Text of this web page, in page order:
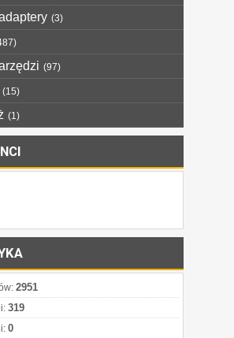
(3)
(97)
(15)
(1)
2951
319
0